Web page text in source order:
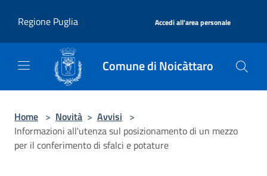
Regione Puglia
Accedi all'area personale
Comune di Noicàttaro
Home > Novità > Avvisi >
Informazioni all'utenza sul posizionamento di un mezzo
per il conferimento di sfalci e potature